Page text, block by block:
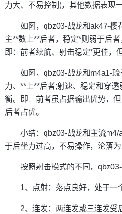
力大、不易控制)，其他数据表现一
如图，qbz03-战龙和ak47-樱
主**数上**后者，稳定*则弱于后者
即：前者续航、射击稳定*更佳，
如图，qbz03-战龙和m4a1-
力、**上**后者;射速、稳定和穿
衡。即：前者虽占据输出优势，
后者占优。
小结：qbz03-战龙和主流
于后坐力过高，不易操作，沦落为
按照射击模式的不同，
1、点射：落点良好，处于一
2、连发：两连发或三连发受